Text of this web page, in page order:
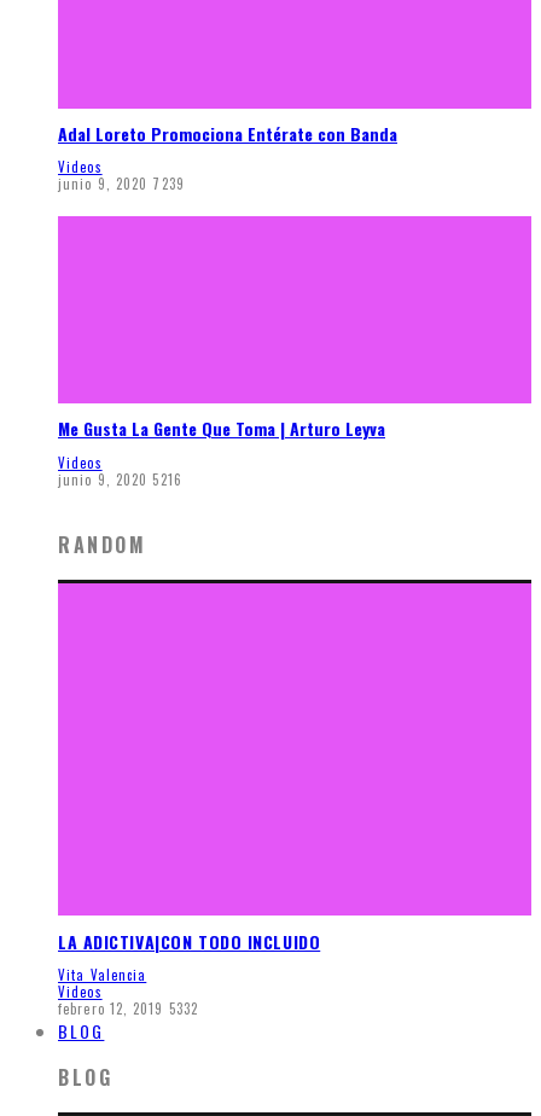
Adal Loreto Promociona Entérate con Banda
Videos
junio 9, 2020 7239
Me Gusta La Gente Que Toma | Arturo Leyva
Videos
junio 9, 2020 5216
RANDOM
LA ADICTIVA|CON TODO INCLUIDO
Vita Valencia
Videos
febrero 12, 2019 5332
BLOG
BLOG